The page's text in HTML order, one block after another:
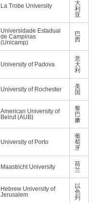
La Trobe University
大
利
亚
Universidade Estadual
de Campinas
(Unicamp)
巴
西
University of Padova
意
大
利
University of Rochester
美
国
American University of
Beirut (AUB)
黎
巴
嫩
University of Porto
葡
萄
牙
Maastricht University
荷
兰
Hebrew University of
Jerusalem
以
色
列